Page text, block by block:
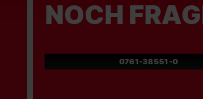
NOCH
0761-38551-0